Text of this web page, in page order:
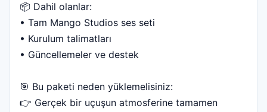
📦 Dahil olanlar:
• Tam Mango Studios ses seti
• Kurulum talimatları
• Güncellemeler ve destek
🎯 Bu paketi neden yüklemelisiniz:
👉 Gerçek bir uçuşun atmosferine tamamen